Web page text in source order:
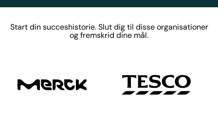
Start din succeshistorie. Slut dig til disse organisationer
og fremskrid dine mål.